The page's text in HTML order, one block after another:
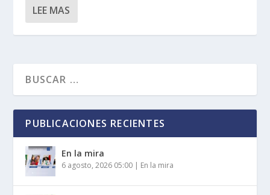
LEE MAS
PUBLICACIONES RECIENTES
En la mira
6 agosto, 2026 05:00 | En la mira